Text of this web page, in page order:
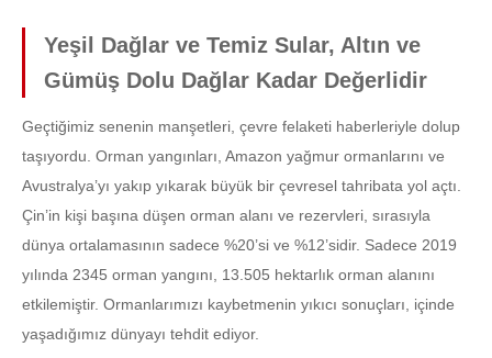
Yeşil Dağlar ve Temiz Sular, Altın ve
Gümüş Dolu Dağlar Kadar Değerlidir
Geçtiğimiz senenin manşetleri, çevre felaketi haberleriyle dolup
taşıyordu. Orman yangınları, Amazon yağmur ormanlarını ve
Avustralya’yı yakıp yıkarak büyük bir çevresel tahribata yol açtı.
Çin’in kişi başına düşen orman alanı ve rezervleri, sırasıyla
dünya ortalamasının sadece %20’si ve %12’sidir. Sadece 2019
yılında 2345 orman yangını, 13.505 hektarlık orman alanını
etkilemiştir. Ormanlarımızı kaybetmenin yıkıcı sonuçları, içinde
yaşadığımız dünyayı tehdit ediyor.